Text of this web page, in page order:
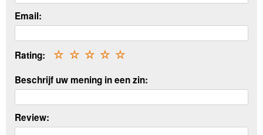
Email:
Rating: ☆
☆
☆
☆
☆
Beschrijf uw mening in een zin:
Review: